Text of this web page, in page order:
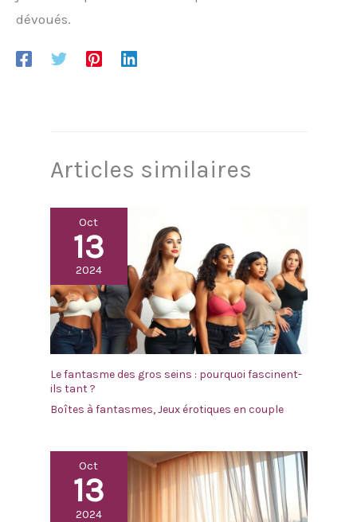
dévoués.
Articles similaires
Oct
13
2024
Le fantasme des gros seins : pourquoi fascinent-
ils tant ?
Boîtes à fantasmes,Jeux érotiques en couple
Oct
13
2024